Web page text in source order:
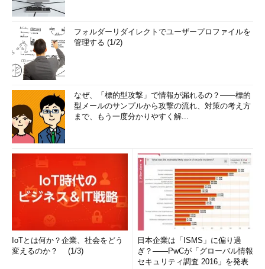
フォルダーリダイレクトでユーザープロファイルを
管理する (1/2)
なぜ、「標的型攻撃」で情報が漏れるの？――標的
型メールのサンプルから攻撃の流れ、対策の考え方
まで、もう一度分かりやすく解...
IoTとは何か？企業、社会をどう
変えるのか？ (1/3)
日本企業は「ISMS」に偏り過
ぎ？――PwCが「グローバル情報
セキュリティ調査 2016」を発表